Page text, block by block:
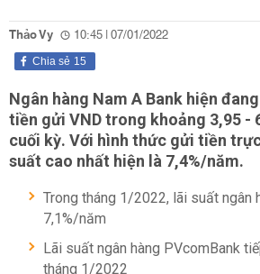
Thảo Vy 10:45 | 07/01/2022
15
Chia sẻ
Ngân hàng Nam A Bank hiện
tiền gửi VND trong khoảng 3,95 -
cuối kỳ. Với hình thức gửi tiền
suất cao nhất hiện là 7,4%/năm.
Trong tháng 1/2022, lãi suất ngân
7,1%/năm
Lãi suất ngân hàng PVcomBank
tháng 1/2022